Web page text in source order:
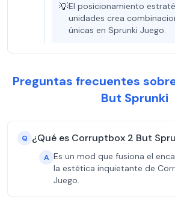
💡El posicionamiento
unidades crea
únicas en Sprunki Juego.
Preguntas frecuentes
But Sprunki
Q ¿Qué es Corruptbox 2 But
A Es un mod que fusiona el
la estética inquietante de
Juego.